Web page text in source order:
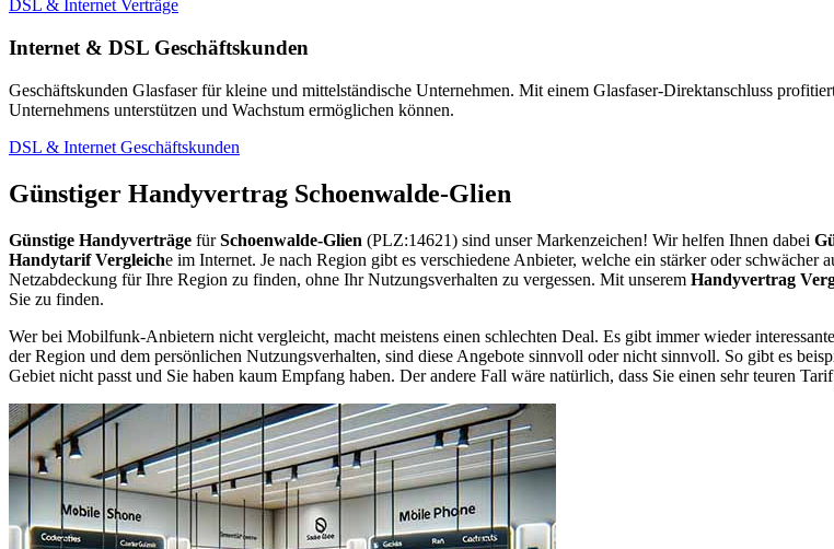
DSL & Internet Verträge
Internet & DSL Geschäftskunden
Geschäftskunden Glasfaser für kleine und mittelständische Unternehmen. Mit einem Glasfaser-Direktanschluss
Unternehmens unterstützen und Wachstum ermöglichen können.
DSL & Internet Geschäftskunden
Günstiger Handyvertrag Schoenwalde-Glien
Günstige Handyverträge fürSchoenwalde-Glien (PLZ:14621) sind unser Markenzeichen! Wir helfen Ihnen dabei
Handytarif Vergleiche im Internet. Je nach Region gibt es verschiedene Anbieter, welche ein stärker oder
Netzabdeckung für Ihre Region zu finden, ohne Ihr Nutzungsverhalten zu vergessen. Mit unserem Handyvertrag
Sie zu finden.
Wer bei Mobilfunk-Anbietern nicht vergleicht, macht meistens einen schlechten Deal. Es gibt immer wieder
der Region und dem persönlichen Nutzungsverhalten, sind diese Angebote sinnvoll oder nicht sinnvoll. So gibt es
Gebiet nicht passt und Sie haben kaum Empfang haben. Der andere Fall wäre natürlich, dass Sie einen sehr teuren